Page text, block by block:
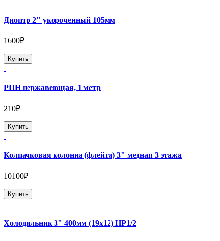
Диоптр 2" укороченный 105мм
1600₽
Купить
РПН нержавеющая, 1 метр
210₽
Купить
Колпачковая колонна (флейта) 3" медная 3 этажа
10100₽
Купить
Холодильник 3" 400мм (19х12) НР1/2